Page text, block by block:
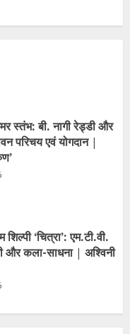
स्तंभ: बी. नागी रेड्डी और
परिचय एवं योगदान |
‘चित्रा’: एम.टी.वी.
और कला-साधना | अश्विनी